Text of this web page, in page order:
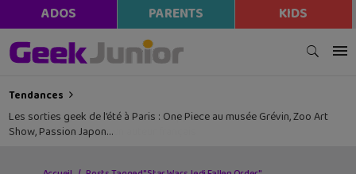
ADOS PARENTS KIDS
Tendances
Les sorties geek de l’été à Paris : One Piece au musée Grévin, Zoo Art
Show, Passion Japon…